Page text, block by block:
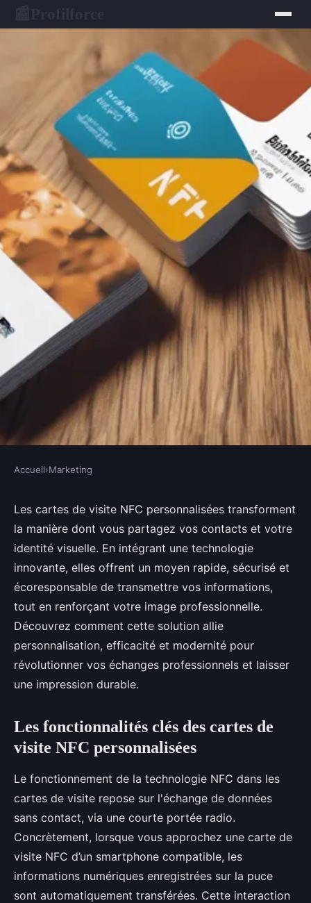
Découvrez les avantages de la
carte de visite nfc personnalisée
Louane•21 juillet 2025•8 min de lecture
Accueil›Marketing
Les cartes de visite NFC personnalisées transforment
la manière dont vous partagez vos contacts et votre
identité visuelle. En intégrant une technologie
innovante, elles offrent un moyen rapide, sécurisé et
écoresponsable de transmettre vos informations,
tout en renforçant votre image professionnelle.
Découvrez comment cette solution allie
personnalisation, efficacité et modernité pour
révolutionner vos échanges professionnels et laisser
une impression durable.
Les fonctionnalités clés des cartes de
visite NFC personnalisées
Le fonctionnement de la technologie NFC dans les
cartes de visite repose sur l'échange de données
sans contact, via une courte portée radio.
Concrètement, lorsque vous approchez une carte de
visite NFC d’un smartphone compatible, les
informations numériques enregistrées sur la puce
sont automatiquement transférées. Cette interaction